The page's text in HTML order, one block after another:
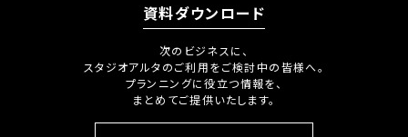
資料ダウンロード
次のビジネスに、
スタジオアルタのご利用をご検討中の皆様へ。
プランニングに役立つ情報を、
まとめてご提供いたします。